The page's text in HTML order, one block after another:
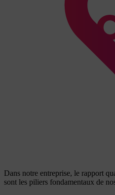
Dans notre entreprise, le rapport
sont les piliers fondamentaux de